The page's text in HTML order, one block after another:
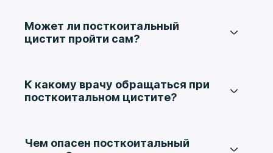
Может ли посткоитальный
цистит пройти сам?
повторяется после близости, ждать
самопроизвольного решения не стоит. Без
К какому врачу обращаться при
посткоитальном цистите?
понадобиться консультация гинеколога.
Чем опасен посткоитальный